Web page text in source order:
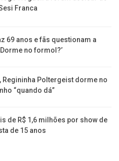
Franca
69 anos e fãs questionam a
no formol?’
Regininha Poltergeist dorme no
“quando dá”
de R$ 1,6 milhões por show de
de 15 anos